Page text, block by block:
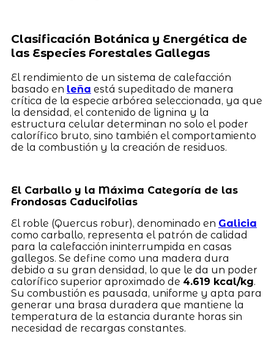
Clasificación Botánica y Energética de
las Especies Forestales Gallegas
El rendimiento de un sistema de calefacción
basado en leña está supeditado de manera
crítica de la especie arbórea seleccionada, ya que
la densidad, el contenido de lignina y la
estructura celular determinan no solo el poder
calorífico bruto, sino también el comportamiento
de la combustión y la creación de residuos.
El Carballo y la Máxima Categoría de las
Frondosas Caducifolias
El roble (Quercus robur), denominado en Galicia
como carballo, representa el patrón de calidad
para la calefacción ininterrumpida en casas
gallegos. Se define como una madera dura
debido a su gran densidad, lo que le da un poder
calorífico superior aproximado de 4.619 kcal/kg.
Su combustión es pausada, uniforme y apta para
generar una brasa duradera que mantiene la
temperatura de la estancia durante horas sin
necesidad de recargas constantes.